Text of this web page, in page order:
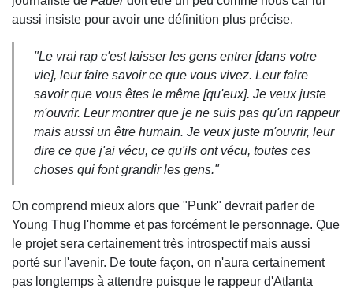
aussi insiste pour avoir une définition plus précise.
"Le vrai rap c'est laisser les gens entrer [dans votre
vie], leur faire savoir ce que vous vivez. Leur faire
savoir que vous êtes le même [qu'eux]. Je veux juste
m'ouvrir. Leur montrer que je ne suis pas qu'un rappeur
mais aussi un être humain. Je veux juste m'ouvrir, leur
dire ce que j'ai vécu, ce qu'ils ont vécu, toutes ces
choses qui font grandir les gens."
On comprend mieux alors que "Punk" devrait parler de
Young Thug l'homme et pas forcément le personnage. Que
le projet sera certainement très introspectif mais aussi
porté sur l'avenir. De toute façon, on n'aura certainement
pas longtemps à attendre puisque le rappeur d'Atlanta